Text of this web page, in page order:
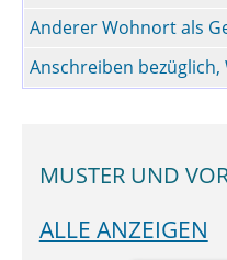
Anderer Wohnort als
Anschreiben
MUSTER UND
ALLE ANZEIGEN